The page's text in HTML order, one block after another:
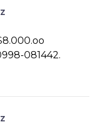
081442.